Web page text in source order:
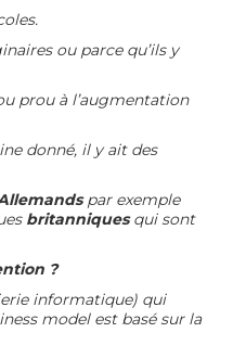
ou parce qu’ils y
prou à l’augmentation
donné, il y ait des
par exemple
britanniquesqui sont
?
informatique) qui
model est basé sur la